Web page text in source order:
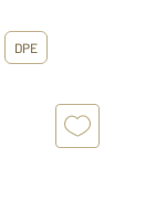
DPE